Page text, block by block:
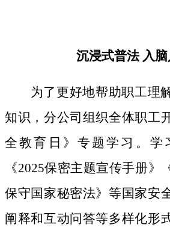
沉浸式普法 入
为了更好地帮助职工理
知识，分公司组织全体职工
全教育日》专题学习。学
《2025保密主题宣传手册》
保守国家秘密法》等国家安
阐释和互动问答等多样化形